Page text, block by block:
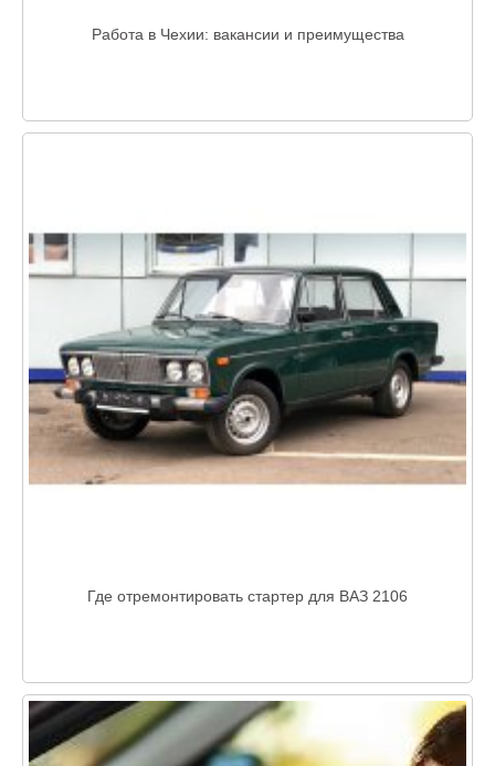
Работа в Чехии: вакансии и преимущества
Где отремонтировать стартер для ВАЗ 2106